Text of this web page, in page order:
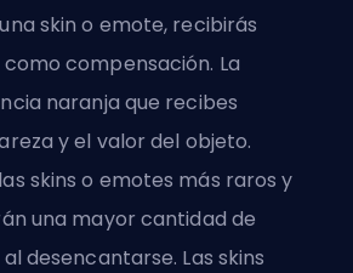
skin o emote, recibirás
compensación. La
naranja que recibes
y el valor del objeto.
skins o emotes más raros y
una mayor cantidad de
desencantarse. Las skins